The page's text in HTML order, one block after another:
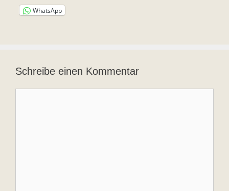
WhatsApp
Schreibe einen Kommentar